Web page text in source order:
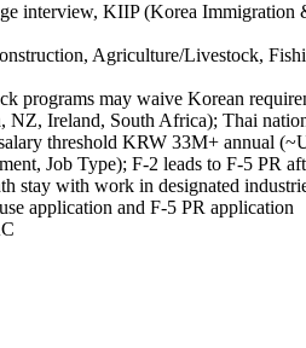
interview, KIIP (Korea Immigration
Agriculture/Livestock,
programs may waive Korean
Ireland, South Africa); Thai
threshold KRW 33M+ annual
Job Type); F-2 leads to F-5 PR
stay with work in designated
application and F-5 PR application